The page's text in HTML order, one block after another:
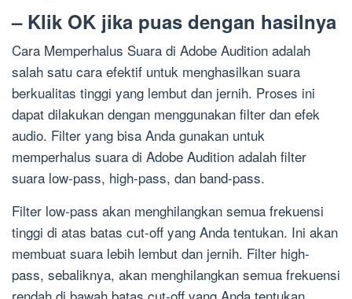
– Klik OK jika puas dengan hasilnya
Cara Memperhalus Suara di Adobe Audition adalah
salah satu cara efektif untuk menghasilkan suara
berkualitas tinggi yang lembut dan jernih. Proses ini
dapat dilakukan dengan menggunakan filter dan efek
audio. Filter yang bisa Anda gunakan untuk
memperhalus suara di Adobe Audition adalah filter
suara low-pass, high-pass, dan band-pass.
Filter low-pass akan menghilangkan semua frekuensi
tinggi di atas batas cut-off yang Anda tentukan. Ini akan
membuat suara lebih lembut dan jernih. Filter high-
pass, sebaliknya, akan menghilangkan semua frekuensi